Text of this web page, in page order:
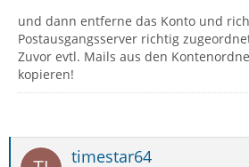
und dann entferne das Konto und
Postausgangsserver richtig
Zuvor evtl. Mails aus den
kopieren!
timestar64